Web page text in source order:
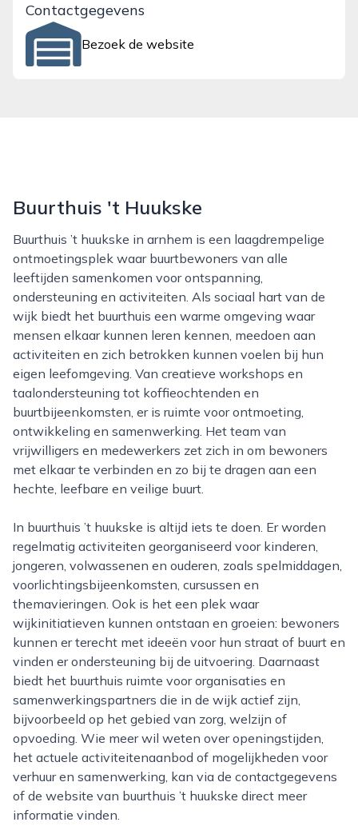
Contactgegevens
Bezoek de website
Buurthuis 't Huukske
Buurthuis ’t huukske in arnhem is een laagdrempelige
ontmoetingsplek waar buurtbewoners van alle
leeftijden samenkomen voor ontspanning,
ondersteuning en activiteiten. Als sociaal hart van de
wijk biedt het buurthuis een warme omgeving waar
mensen elkaar kunnen leren kennen, meedoen aan
activiteiten en zich betrokken kunnen voelen bij hun
eigen leefomgeving. Van creatieve workshops en
taalondersteuning tot koffieochtenden en
buurtbijeenkomsten, er is ruimte voor ontmoeting,
ontwikkeling en samenwerking. Het team van
vrijwilligers en medewerkers zet zich in om bewoners
met elkaar te verbinden en zo bij te dragen aan een
hechte, leefbare en veilige buurt.
In buurthuis ’t huukske is altijd iets te doen. Er worden
regelmatig activiteiten georganiseerd voor kinderen,
jongeren, volwassenen en ouderen, zoals spelmiddagen,
voorlichtingsbijeenkomsten, cursussen en
themavieringen. Ook is het een plek waar
wijkinitiatieven kunnen ontstaan en groeien: bewoners
kunnen er terecht met ideeën voor hun straat of buurt en
vinden er ondersteuning bij de uitvoering. Daarnaast
biedt het buurthuis ruimte voor organisaties en
samenwerkingspartners die in de wijk actief zijn,
bijvoorbeeld op het gebied van zorg, welzijn of
opvoeding. Wie meer wil weten over openingstijden,
het actuele activiteitenaanbod of mogelijkheden voor
verhuur en samenwerking, kan via de contactgegevens
of de website van buurthuis ’t huukske direct meer
informatie vinden.